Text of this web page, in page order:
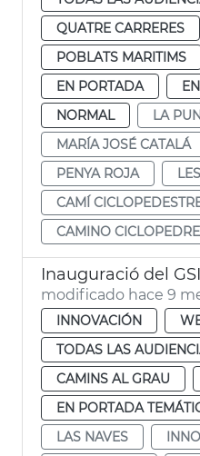
QUATRE CARRERES
POBLATS MARITIMS
EN PORTADA
NORMAL
LA
MARÍA JOSÉ CATALÁ
PENYA ROJA
CAMÍ
CAMINO
modificado hace 9
INNOVACIÓN
TODAS LAS
CAMINS AL GRAU
EN PORTADA
LAS NAVES